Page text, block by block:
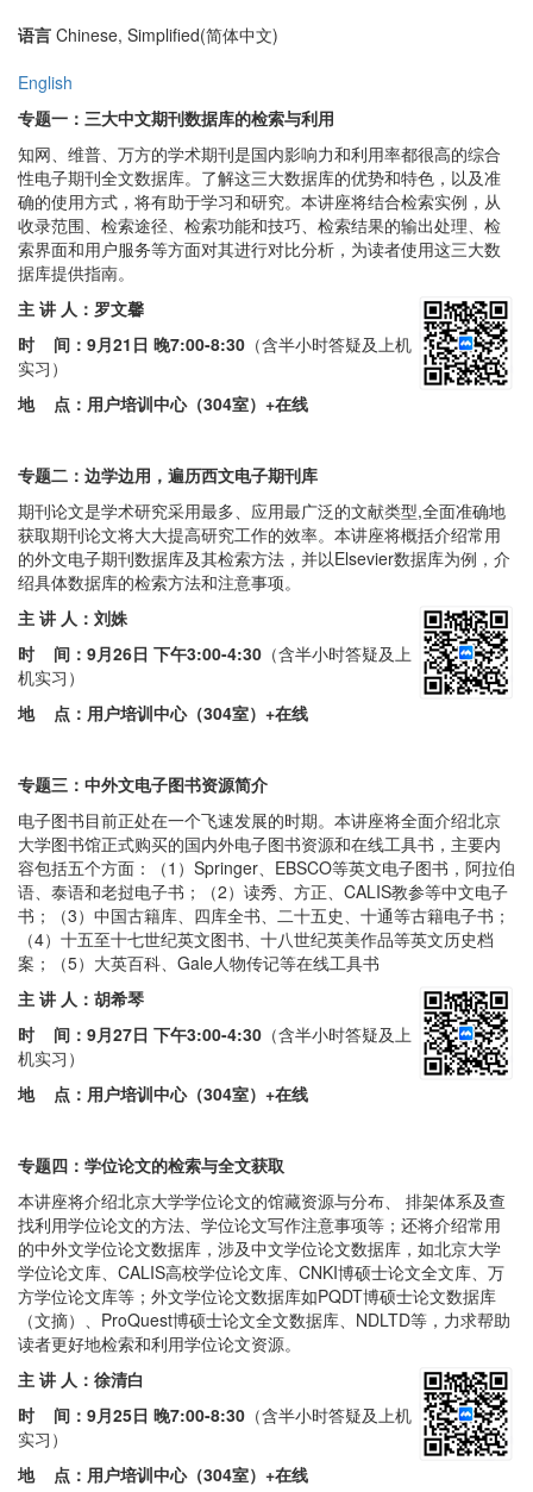
语言 Chinese, Simplified(简体中文)
English
专题一：三大中文期刊数据库的检索与利用
知网、维普、万方的学术期刊是国内影响力和利用率都很高的综合
性电子期刊全文数据库。了解这三大数据库的优势和特色，以及准
确的使用方式，将有助于学习和研究。本讲座将结合检索实例，从
收录范围、检索途径、检索功能和技巧、检索结果的输出处理、检
索界面和用户服务等方面对其进行对比分析，为读者使用这三大数
据库提供指南。
主 讲 人：罗文馨
时 间： 9月21日 晚7:00-8:30 （含半小时答疑及上机
实习）
地 点： 用户培训中心（304室） +在线
专题二：边学边用，遍历西文电子期刊库
期刊论文是学术研究采用最多、应用最广泛的文献类型,全面准确地
获取期刊论文将大大提高研究工作的效率。本讲座将概括介绍常用
的外文电子期刊数据库及其检索方法，并以Elsevier数据库为例，介
绍具体数据库的检索方法和注意事项。
主 讲 人：刘姝
时 间： 9月26日 下午3:00-4:30 （含半小时答疑及上
机实习）
地 点：用户培训中心（304室）+在线
专题三：中外文电子图书资源简介
电子图书目前正处在一个飞速发展的时期。本讲座将全面介绍北京
大学图书馆正式购买的国内外电子图书资源和在线工具书，主要内
容包括五个方面：（1）Springer、EBSCO等英文电子图书，阿拉伯
语、泰语和老挝电子书；（2）读秀、方正、CALIS教参等中文电子
书；（3）中国古籍库、四库全书、二十五史、十通等古籍电子书；
（4）十五至十七世纪英文图书、十八世纪英美作品等英文历史档
案；（5）大英百科、Gale人物传记等在线工具书
主 讲 人：胡希琴
时 间： 9月27日 下午3:00-4:30 （含半小时答疑及上
机实习）
地 点：用户培训中心（304室）+在线
专题四：学位论文的检索与全文获取
本讲座将介绍北京大学学位论文的馆藏资源与分布、 排架体系及查
找利用学位论文的方法、学位论文写作注意事项等；还将介绍常用
的中外文学位论文数据库，涉及中文学位论文数据库，如北京大学
学位论文库、CALIS高校学位论文库、CNKI博硕士论文全文库、万
方学位论文库等；外文学位论文数据库如PQDT博硕士论文数据库
（文摘）、ProQuest博硕士论文全文数据库、NDLTD等，力求帮助
读者更好地检索和利用学位论文资源。
主 讲 人：徐清白
时 间： 9月25日 晚7:00-8:30 （含半小时答疑及上机
实习）
地 点：用户培训中心（304室） +在线